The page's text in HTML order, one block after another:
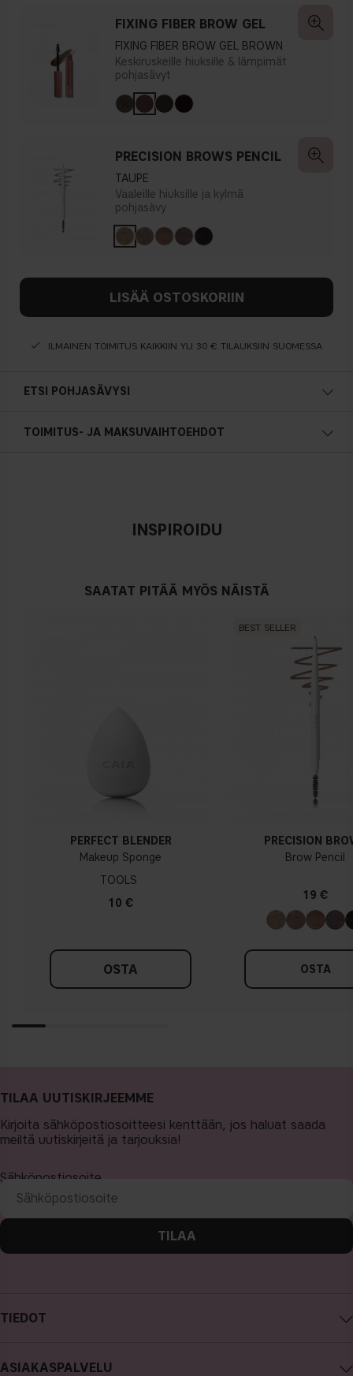
FIXING FIBER BROW GEL
FIXING FIBER BROW GEL BROWN
Keskiruskeille hiuksille & lämpimät
pohjasävyt
PRECISION BROWS PENCIL
TAUPE
Vaaleille hiuksille ja kylmä
pohjasävy
LISÄÄ OSTOSKORIIN
ILMAINEN TOIMITUS KAIKKIIN YLI 30 € TILAUKSIIN SUOMESSA
ETSI POHJASÄVYSI
Keltainen, oliivin- tai kullansävyinen iho
Neutraali
TOIMITUS- JA MAKSUVAIHTOEHDOT
INSPIROIDU
SAATAT PITÄÄ MYÖS NÄISTÄ
PERFECT BLENDER
Makeup Sponge
TOOLS
10 €
OSTA
BEST SELLER
PRECISION
Brow Pencil
19 €
OSTA
TIEDOT
ASIAKASPALVELU
TILAA UUTISKIRJEEMME
Kirjoita sähköpostiosoitteesi kenttään, jos haluat saada
meiltä uutiskirjeitä ja tarjouksia!
Sähköpostiosoite
TILAA